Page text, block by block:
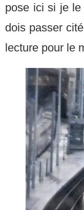
pose ici si je le
dois passer
lecture pour le